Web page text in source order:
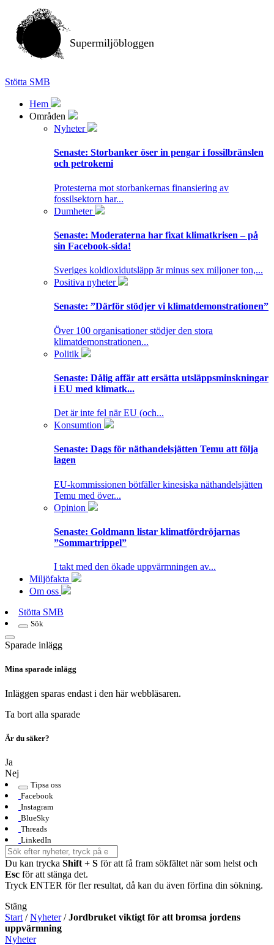
Supermiljöbloggen
Stötta SMB
Hem
Områden
Nyheter
Senaste: Storbanker öser in pengar i fossilbränslen
och petrokemi
Protesterna mot storbankernas finansiering av
fossilsektorn har...
Dumheter
Senaste: Moderaterna har fixat klimatkrisen – på
sin Facebook-sida!
Sveriges koldioxidutsläpp är minus sex miljoner ton,...
Positiva nyheter
Senaste: ”Därför stödjer vi klimatdemonstrationen”
Över 100 organisationer stödjer den stora
klimatdemonstrationen...
Politik
Senaste: Dålig affär att ersätta utsläppsminskningar
i EU med klimatk...
Det är inte fel när EU (och...
Konsumtion
Senaste: Dags för näthandelsjätten Temu att följa
lagen
EU-kommissionen bötfäller kinesiska näthandelsjätten
Temu med över...
Opinion
Senaste: Goldmann listar klimatfördröjarnas
”Sommartrippel”
I takt med den ökade uppvärmningen av...
Miljöfakta
Om oss
Stötta SMB
Sök
Sparade inlägg
Mina sparade inlägg
Inläggen sparas endast i den här webbläsaren.
Ta bort alla sparade
Är du säker?
Ja
Nej
Tipsa oss
Facebook
Instagram
BlueSky
Threads
LinkedIn
Du kan trycka Shift + S för att få fram sökfältet när som helst och
Esc för att stänga det.
Tryck ENTER för fler resultat, då kan du även förfina din sökning.
Stäng
Start /Nyheter/Jordbruket viktigt för att bromsa jordens
uppvärmning
Nyheter